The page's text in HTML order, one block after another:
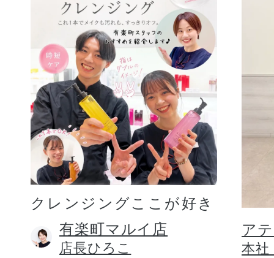
クレンジングここが好き
有楽町マルイ店
店長ひろこ
ア
本